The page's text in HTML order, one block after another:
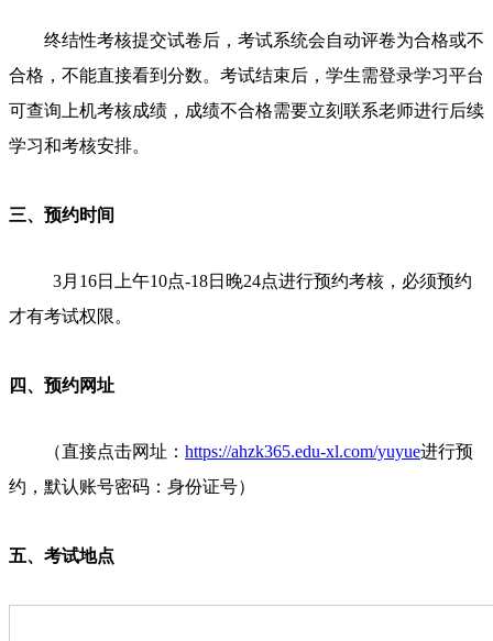
终结性考核提交试卷后，考试系统会自动评卷为合格或不
合格，不能直接看到分数。考试结束后，学生需登录学习平台
可查询上机考核成绩，成绩不合格需要立刻联系老师进行后续
学习和考核安排。
三、预约时间
3月16日上午10点-18日晚24点进行预约考核，必须预约
才有考试权限。
四、预约网址
（直接点击网址： https://ahzk365.edu-xl.com/yuyue进行预
约，默认账号密码：身份证号）
五、考试地点